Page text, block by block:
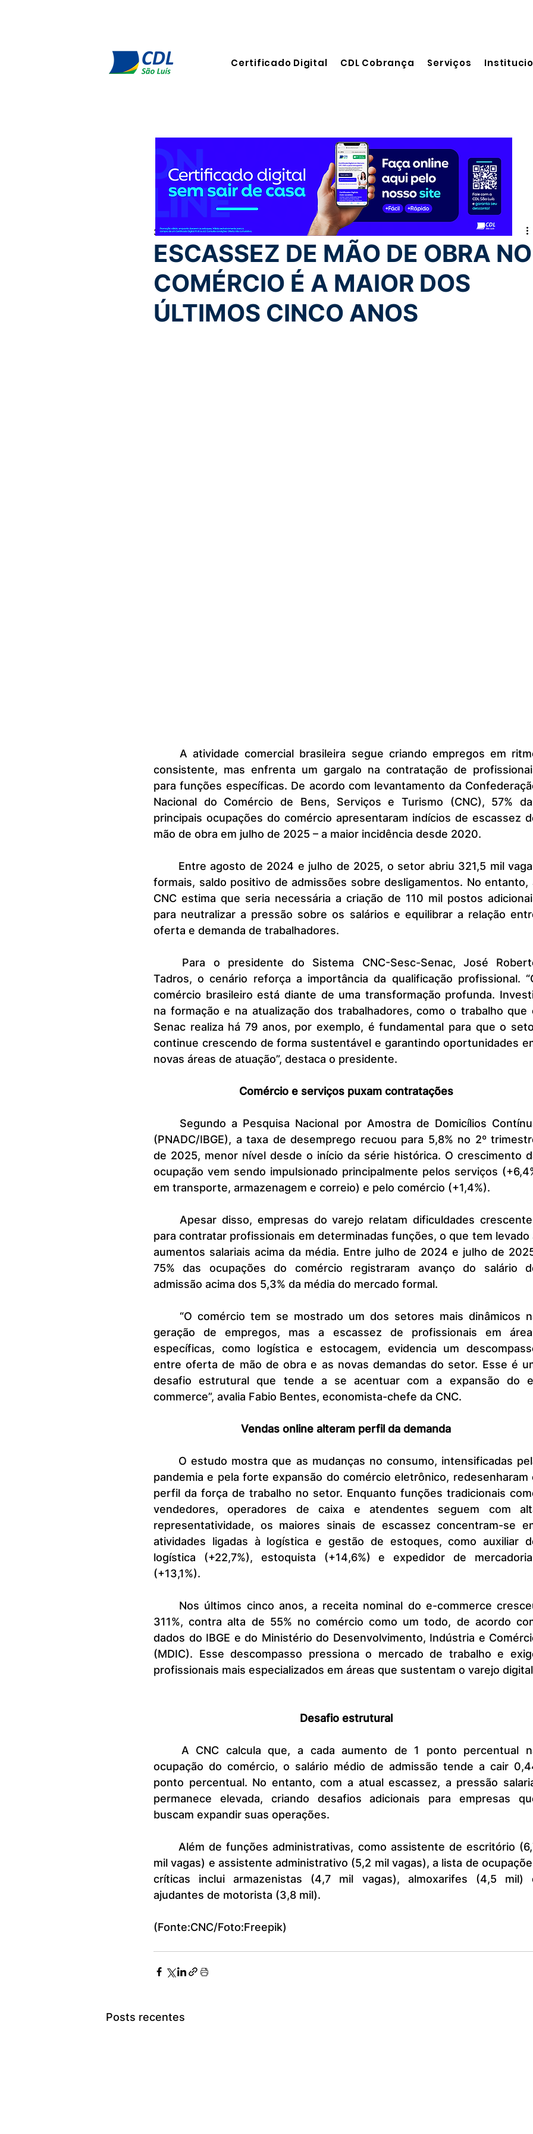
Certificado Digital CDL Cobrança Serviços
ESCASSEZ DE MÃO DE OBRA NO
COMÉRCIO É A MAIOR DOS
ÚLTIMOS CINCO ANOS
30 de set. de 2025 3 min de leitura
consistente, mas enfrenta um gargalo na contratação de
para funções específicas. De acordo com levantamento da
Nacional do Comércio de Bens, Serviços e Turismo (CNC), 57%
principais ocupações do comércio apresentaram indícios de escassez
mão de obra em julho de 2025 – a maior incidência desde 2020.
formais, saldo positivo de admissões sobre desligamentos. No entanto,
CNC estima que seria necessária a criação de 110 mil postos
para neutralizar a pressão sobre os salários e equilibrar a relação
oferta e demanda de trabalhadores.
Tadros, o cenário reforça a importância da qualificação profissional.
comércio brasileiro está diante de uma transformação profunda.
na formação e na atualização dos trabalhadores, como o trabalho que
Senac realiza há 79 anos, por exemplo, é fundamental para que o
continue crescendo de forma sustentável e garantindo oportunidades
novas áreas de atuação”, destaca o presidente.
Comércio e serviços puxam contratações
(PNADC/IBGE), a taxa de desemprego recuou para 5,8% no 2º
de 2025, menor nível desde o início da série histórica. O crescimento
ocupação vem sendo impulsionado principalmente pelos serviços
em transporte, armazenagem e correio) e pelo comércio (+1,4%).
para contratar profissionais em determinadas funções, o que tem levado
aumentos salariais acima da média. Entre julho de 2024 e julho de
75% das ocupações do comércio registraram avanço do salário
admissão acima dos 5,3% da média do mercado formal.
geração de empregos, mas a escassez de profissionais em
específicas, como logística e estocagem, evidencia um
entre oferta de mão de obra e as novas demandas do setor. Esse é
desafio estrutural que tende a se acentuar com a expansão do
commerce”, avalia Fabio Bentes, economista-chefe da CNC.
Vendas online alteram perfil da demanda
pandemia e pela forte expansão do comércio eletrônico, redesenharam
perfil da força de trabalho no setor. Enquanto funções tradicionais
vendedores, operadores de caixa e atendentes seguem com
representatividade, os maiores sinais de escassez concentram-se
atividades ligadas à logística e gestão de estoques, como auxiliar
logística (+22,7%), estoquista (+14,6%) e expedidor de
(+13,1%).
311%, contra alta de 55% no comércio como um todo, de acordo
dados do IBGE e do Ministério do Desenvolvimento, Indústria e
(MDIC). Esse descompasso pressiona o mercado de trabalho e
profissionais mais especializados em áreas que sustentam o varejo
Desafio estrutural
ocupação do comércio, o salário médio de admissão tende a cair
ponto percentual. No entanto, com a atual escassez, a pressão
permanece elevada, criando desafios adicionais para empresas
buscam expandir suas operações.
mil vagas) e assistente administrativo (5,2 mil vagas), a lista de
críticas inclui armazenistas (4,7 mil vagas), almoxarifes (4,5 mil)
ajudantes de motorista (3,8 mil).
(Fonte:CNC/Foto:Freepik)
Posts recentes